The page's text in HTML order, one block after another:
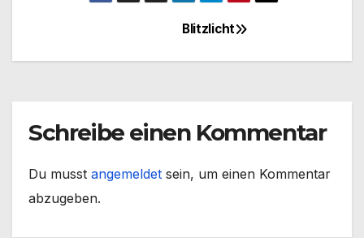
Beitragsnavigation
Blitzlicht
Schreibe einen Kommentar
Du musst angemeldet sein, um einen Kommentar
abzugeben.